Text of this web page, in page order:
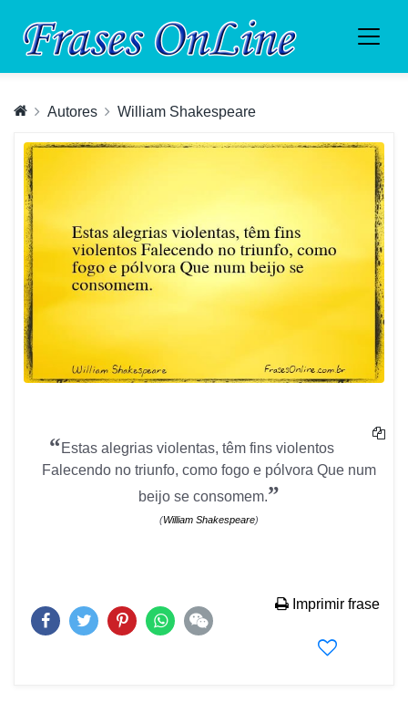
Autores William Shakespeare
“Estas alegrias violentas, têm fins violentos
Falecendo no triunfo, como fogo e pólvora Que num
beijo se consomem.”
(William Shakespeare)
Imprimir frase